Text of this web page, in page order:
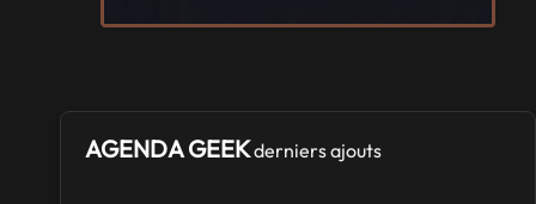
AGENDA GEEKderniers ajouts